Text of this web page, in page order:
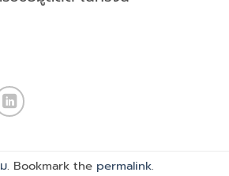
. Bookmark the permalink.